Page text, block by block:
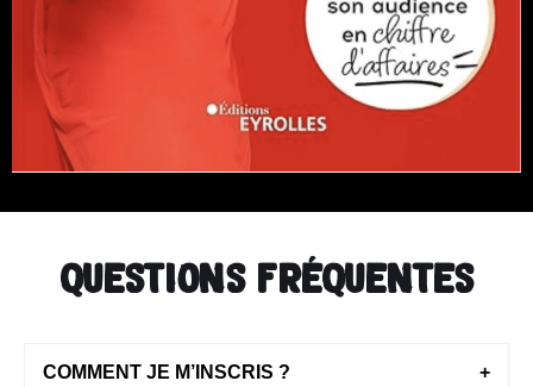
questions fréquentes
COMMENT JE M’INSCRIS ? +